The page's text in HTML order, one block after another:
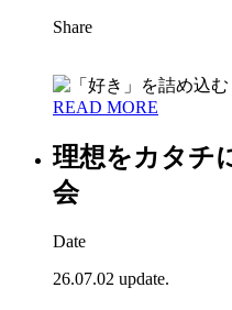
Share
READ MORE
理想をカタチ
会
Date
26.07.02 update.